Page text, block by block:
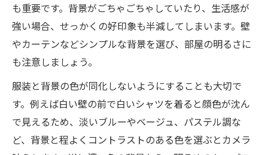
も重要です。背景がごちゃごちゃしていたり、生活感が
強い場合、せっかくの好印象も半減してしまいます。壁
やカーテンなどシンプルな背景を選び、部屋の明るさに
も注意しましょう。
服装と背景の色が同化しないようにすることも大切で
す。例えば白い壁の前で白いシャツを着ると顔色が沈ん
で見えるため、淡いブルーやベージュ、パステル調な
ど、背景と程よくコントラストのある色を選ぶとカメラ